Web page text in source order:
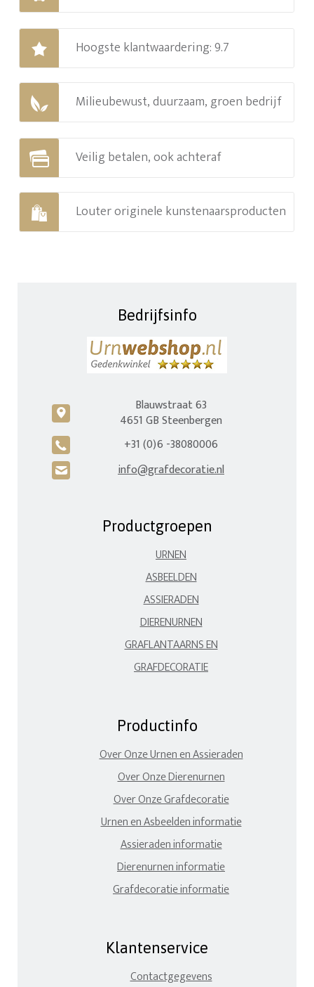
Hoogste klantwaardering: 9.7
Milieubewust, duurzaam, groen bedrijf
Veilig betalen, ook achteraf
Louter originele kunstenaarsproducten
Bedrijfsinfo
c
Blauwstraat 63
4651 GB Steenbergen
A +31 (0)6 -38080006
H info@grafdecoratie.nl
Productgroepen
URNEN
ASBEELDEN
ASSIERADEN
DIERENURNEN
GRAFLANTAARNS EN
GRAFDECORATIE
Productinfo
Over Onze Urnen en Assieraden
Over Onze Dierenurnen
Over Onze Grafdecoratie
Urnen en Asbeelden informatie
Assieraden informatie
Dierenurnen informatie
Grafdecoratie informatie
Klantenservice
Contactgegevens